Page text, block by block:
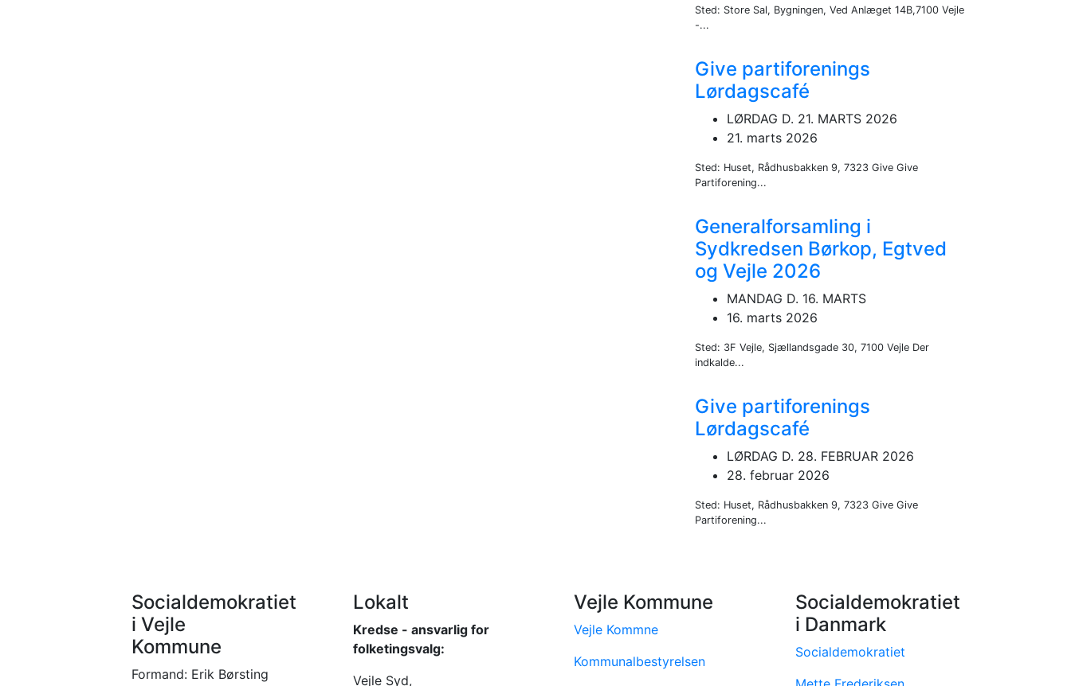
Sted: Store Sal, Bygningen, Ved Anlæget 14B,7100 Vejle
-...
Give partiforenings
Lørdagscafé
LØRDAG D. 21. MARTS 2026
21. marts 2026
Sted: Huset, Rådhusbakken 9, 7323 Give Give
Partiforening...
Generalforsamling i
Sydkredsen Børkop, Egtved
og Vejle 2026
MANDAG D. 16. MARTS
16. marts 2026
Sted: 3F Vejle, Sjællandsgade 30, 7100 Vejle Der
indkalde...
Give partiforenings
Lørdagscafé
LØRDAG D. 28. FEBRUAR 2026
28. februar 2026
Sted: Huset, Rådhusbakken 9, 7323 Give Give
Partiforening...
Socialdemokratiet
i Vejle
Kommune
Formand: Erik Børsting
Lokalt
Kredse - ansvarlig for
folketingsvalg:
Vejle Syd,
Vejle Kommune
Vejle Kommne
Kommunalbestyrelsen
Socialdemokratiet
i Danmark
Socialdemokratiet